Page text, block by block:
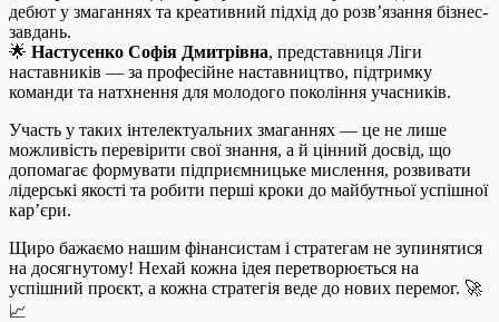
дебют у змаганнях та креативний підхід до розв’язання бізнес-
завдань.
🌟 Настусенко Софія Дмитрівна, представниця Ліги
наставників — за професійне наставництво, підтримку
команди та натхнення для молодого покоління учасників.
Участь у таких інтелектуальних змаганнях — це не лише
можливість перевірити свої знання, а й цінний досвід, що
допомагає формувати підприємницьке мислення, розвивати
лідерські якості та робити перші кроки до майбутньої успішної
кар’єри.
Щиро бажаємо нашим фінансистам і стратегам не зупинятися
на досягнутому! Нехай кожна ідея перетворюється на
успішний проєкт, а кожна стратегія веде до нових перемог. 🚀
📈